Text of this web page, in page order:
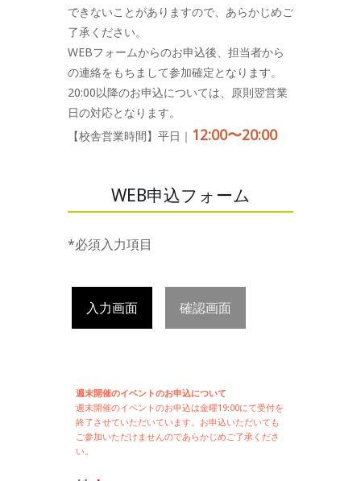
できないことがありますので、あらかじめご
了承ください。
WEBフォームからのお申込後、担当者から
の連絡をもちまして参加確定となります。
20:00以降のお申込については、原則翌営業
日の対応となります。
【校舎営業時間】平日｜ 12:00〜20:00
WEB申込フォーム
*必須入力項目
入力画面 確認画面
週末開催のイベントのお申込について
週末開催のイベントのお申込は金曜19:00にて受付を
終了させていただいています。お申込いただいても
ご参加いただけませんのであらかじめご了承くださ
い。